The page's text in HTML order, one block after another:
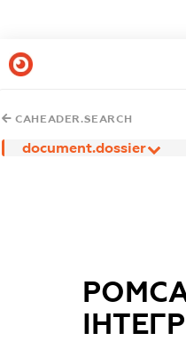
CAHEADER.SEARCH
document.dossier